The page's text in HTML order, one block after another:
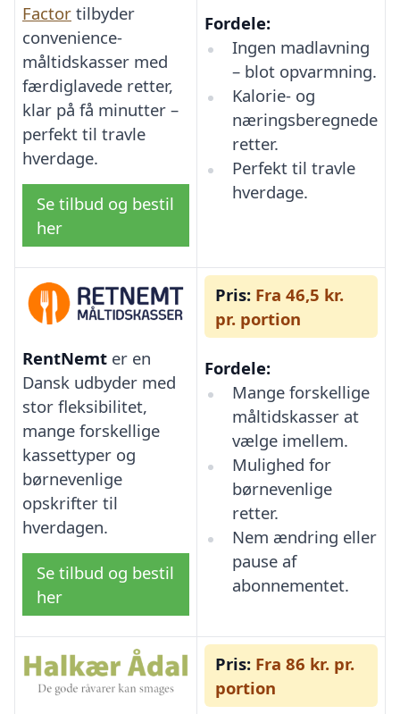
Factor tilbyder
convenience-
måltidskasser med
færdiglavede retter,
klar på få minutter –
perfekt til travle
hverdage.
Se tilbud og bestil
her
Fordele:
Ingen madlavning
– blot opvarmning.
Kalorie- og
næringsberegnede
retter.
Perfekt til travle
hverdage.
RentNemt er en
Dansk udbyder med
stor fleksibilitet,
mange forskellige
kassettyper og
børnevenlige
opskrifter til
hverdagen.
Se tilbud og bestil
her
Pris: Fra 46,5 kr.
pr. portion
Fordele:
Mange forskellige
måltidskasser at
vælge imellem.
Mulighed for
børnevenlige
retter.
Nem ændring eller
pause af
abonnementet.
Pris: Fra 86 kr. pr.
portion